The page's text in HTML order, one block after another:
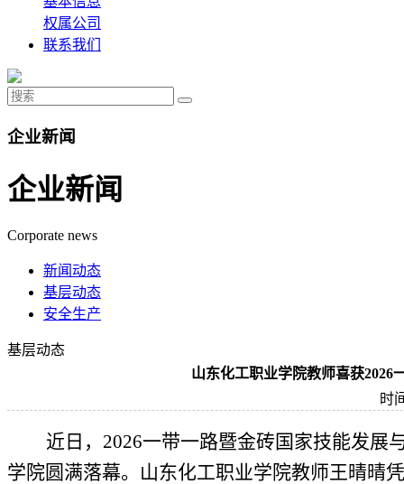
权属公司
联系我们
企业新闻
企业新闻
Corporate news
新闻动态
基层动态
安全生产
基层动态
山东化工职业学院教师喜获2026
时
近日， 2026一带一路暨金砖国家技能发展
学院圆满落幕。 山东化工职业学院教师王晴晴